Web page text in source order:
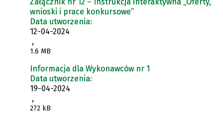
Załącznik nr 12 – Instrukcja interaktywna „Oferty,
wnioski i prace konkursowe”
Data utworzenia:
12-04-2024
,
1.6 MB
Informacja dla Wykonawców nr 1
Data utworzenia:
19-04-2024
,
272 kB